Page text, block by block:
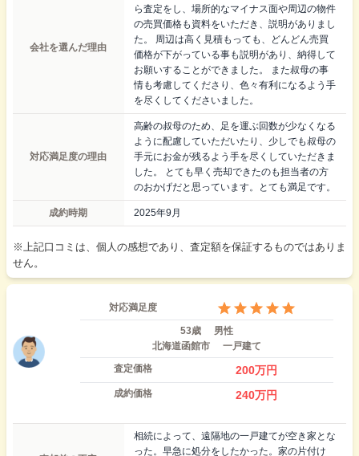
会社を選んだ理由
ら査定をし、場所的なマイナス面や周辺の物件
の売買価格も資料をいただき、説明がありまし
た。 周辺は高く見積もっても、どんどん売買
価格が下がっている事も説明があり、納得して
お願いすることができました。 また叔母の事
情も考慮してくださり、色々有利になるよう手
を尽くしてくださいました。
対応満足度の理由
高齢の叔母のため、足を運ぶ回数が少なくなる
ように配慮していただいたり、少しでも叔母の
手元にお金が残るよう手を尽くしていただきま
した。 とても早く売却できたのも担当者の方
のおかげだと思っています。とても満足です。
成約時期 2025年9月
※上記口コミは、個人の感想であり、査定額を保証するものではありま
せん。
対応満足度
53歳
男性
北海道函館市
一戸建て
査定価格
200万円
成約価格 240万円
相続によって、遠隔地の一戸建てが空き家とな
った。早急に処分をしたかった。家の片付け